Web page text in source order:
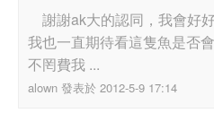
謝謝ak大的認同，我會好
我也一直期待看這隻魚是否
不罔費我 ...
alown 發表於 2012-5-9 17:14